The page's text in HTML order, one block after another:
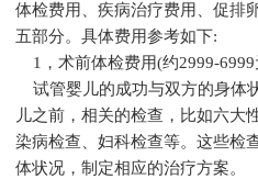
体检费用、疾病治疗费用、促排
五部分。具体费用参考如下:
1，术前体检费用(约2999-6999
试管婴儿的成功与双方的身体
儿之前，相关的检查，比如六大
染病检查、妇科检查等。这些检
体状况，制定相应的治疗方案。